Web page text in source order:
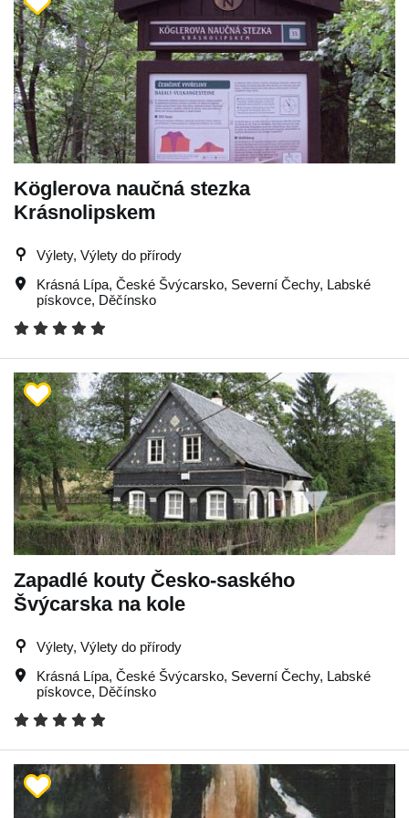
Köglerova naučná stezka
Krásnolipskem
Výlety, Výlety do přírody
Krásná Lípa, České Švýcarsko, Severní Čechy, Labské
pískovce, Děčínsko
Zapadlé kouty Česko-saského
Švýcarska na kole
Výlety, Výlety do přírody
Krásná Lípa, České Švýcarsko, Severní Čechy, Labské
pískovce, Děčínsko